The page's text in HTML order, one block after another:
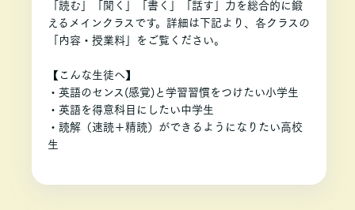
「読む」「聞く」「書く」「話す」力を総合的に鍛
えるメインクラスです。詳細は下記より、各クラスの
「内容・授業料」をご覧ください。
【こんな生徒へ】
・英語のセンス(感覚)と学習習慣をつけたい小学生
・英語を得意科目にしたい中学生
・読解（速読＋精読）ができるようになりたい高校
生